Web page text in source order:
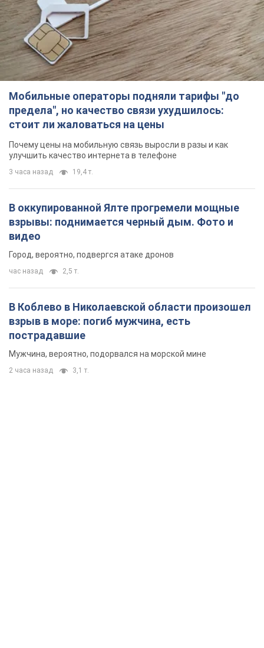
Мобильные операторы подняли тарифы "до
предела", но качество связи ухудшилось:
стоит ли жаловаться на цены
Почему цены на мобильную связь выросли в разы и как
улучшить качество интернета в телефоне
3 часа назад 19,4 т.
В оккупированной Ялте прогремели мощные
взрывы: поднимается черный дым. Фото и
видео
Город, вероятно, подвергся атаке дронов
час назад 2,5 т.
В Коблево в Николаевской области произошел
взрыв в море: погиб мужчина, есть
пострадавшие
Мужчина, вероятно, подорвался на морской мине
2 часа назад 3,1 т.